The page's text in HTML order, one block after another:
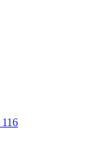
116